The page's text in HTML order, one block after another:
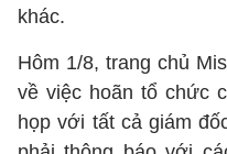
khác.
Hôm 1/8, trang chủ
về việc hoãn tổ chức
họp với tất cả giám